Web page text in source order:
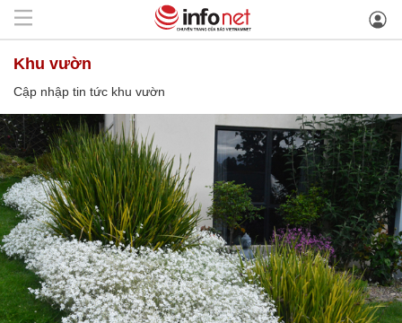
khu vườn
Cập nhập tin tức khu vườn